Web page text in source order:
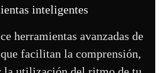
inteligentes
herramientas avanzadas de
facilitan la comprensión,